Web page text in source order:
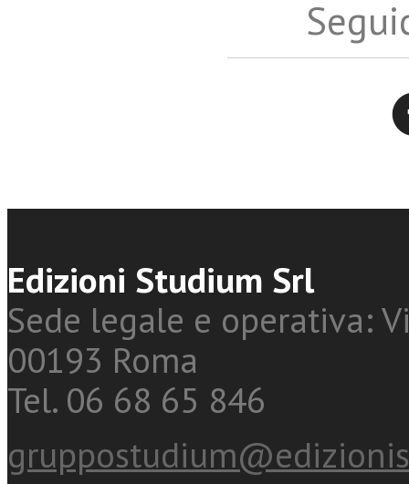
Edizioni Studium Srl
Sede legale e operativa:
00193 Roma
Tel. 06 68 65 846